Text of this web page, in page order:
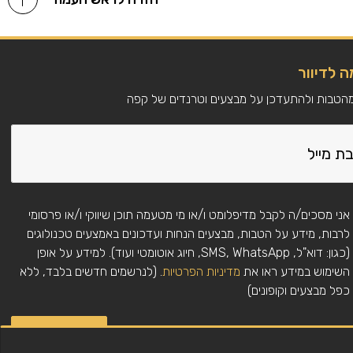
לדיוור
מהטבות ולהתעדכן על מבצעים וטרנדים של קפה
אני מסכים/ה לקבל מדיפלומט ו/או מי מטעמה תוכן שיווקי ו/או פרסומי
לרבות, מידע על הטבות, מבצעים הנחות ועדכונים באמצעים טכנולוגים
(כגון: דוא"ל, SMS, WhatsApp, חיוג אוטומטי ועוד). למידע על אופן
השימוש במידע ראו את מדיניות הפרטיות. (לנרשמים חדשים בלבד, ללא
כפל מבצעים וקופונים)